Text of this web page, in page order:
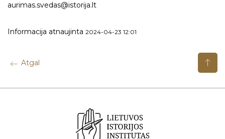
aurimas.svedas@istorija.lt
Informacija atnaujinta 2024-04-23 12:01
Atgal